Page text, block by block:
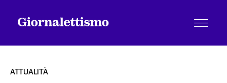
ATTUALITÀ